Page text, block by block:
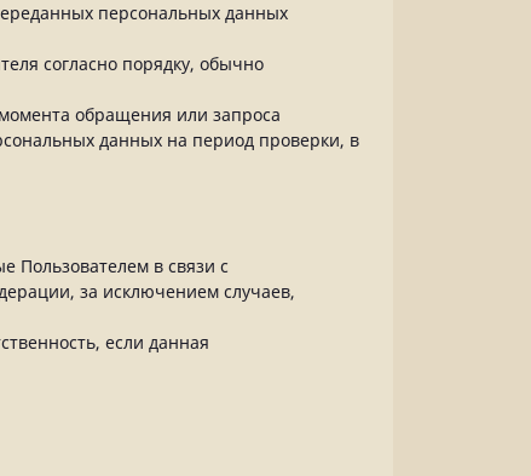
персональных данных
согласно порядку, обычно
обращения или запроса
данных на период проверки, в
Пользователем в связи с
за исключением случаев,
если данная